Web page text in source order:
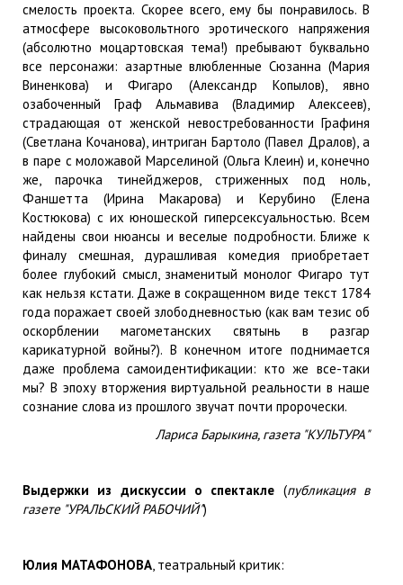
смелость проекта. Скорее всего, ему бы понравилось. В
атмосфере высоковольтного эротического напряжения
(абсолютно моцартовская тема!) пребывают буквально
все персонажи: азартные влюбленные Сюзанна (Мария
Виненкова) и Фигаро (Александр Копылов), явно
озабоченный Граф Альмавива (Владимир Алексеев),
страдающая от женской невостребованности Графиня
(Светлана Кочанова), интриган Бартоло (Павел Дралов), а
в паре с моложавой Марселиной (Ольга Клеин) и, конечно
же, парочка тинейджеров, стриженных под ноль,
Фаншетта (Ирина Макарова) и Керубино (Елена
Костюкова) с их юношеской гиперсексуальностью. Всем
найдены свои нюансы и веселые подробности. Ближе к
финалу смешная, дурашливая комедия приобретает
более глубокий смысл, знаменитый монолог Фигаро тут
как нельзя кстати. Даже в сокращенном виде текст 1784
года поражает своей злободневностью (как вам тезис об
оскорблении магометанских святынь в разгар
карикатурной войны?). В конечном итоге поднимается
даже проблема самоидентификации: кто же все-таки
мы? В эпоху вторжения виртуальной реальности в наше
сознание слова из прошлого звучат почти пророчески.
Лариса Барыкина, газета "КУЛЬТУРА"
Выдержки из дискуссии о спектакле (публикация в
газете "УРАЛЬСКИЙ РАБОЧИЙ")
Юлия МАТАФОНОВА, театральный критик: